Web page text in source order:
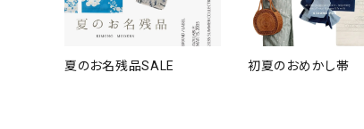
夏のお名残品SALE 初夏のおめかし帯